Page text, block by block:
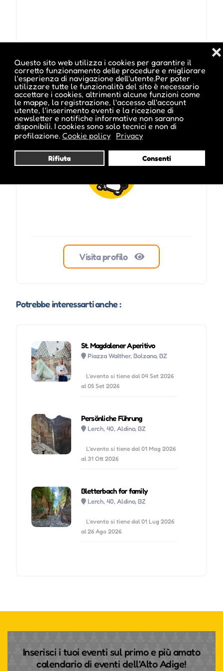
Questo sito web utilizza i cookies per garantire il
corretto funzionamento delle procedure e migliorare
l'esperienza di navigazione dell'utente.Per poter
utilizzare tutte le funzionalità del sito è necessario
accettare i cookies, altrimenti alcune funzioni come
le mappe, la registrazione, l'accesso all'account
utente, l'inserimento eventi e la ricezione di
newsletter e notifiche informative non saranno
disponibili. I cookies sono solo tecnici e non di
profilazione. Cookie policy Privacy
Rifiuta Consenti
❌
Pubblicato da :
ale inside
Visita profilo
Potrebbe interessarti anche :
St. Magdalener Aperitivo
Piazza Walther, Bolzano, BZ
L'evento si tiene dal 04 Set 2026
al 05 Set 2026
Persönliche Führung
Lerch, 40, Aldino, BZ
L'evento si tiene dal 01 Mag 2026
al 31 Ott 2026
Bletterbach for family
Lerch, 40, Aldino, BZ
L'evento si tiene dal 01 Lug 2026
al 26 Ago 2026
Inserisci i tuoi eventi sul primo e più amato
calendario di eventi dell'Alto Adige!